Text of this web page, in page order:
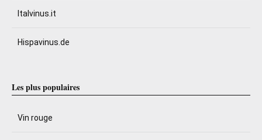
Italvinus.it
Hispavinus.de
Les plus populaires
Vin rouge